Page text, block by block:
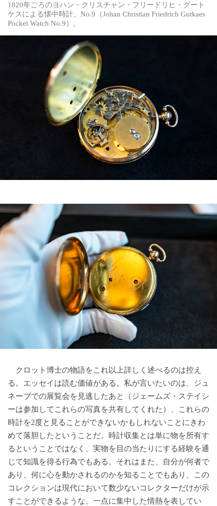
1820年ごろのヨハン・クリスチャン・フリードリヒ・グート
ケスによる懐中時計、No.9（Johan Christian Friedrich Gutkaes
Pocket Watch No.9）。
クロット博士の物語をこれ以上詳しく述べるのは控え
る。エッセイは読む価値がある。私が言いたいのは、ジュ
ネーブでの展覧会を見逃したあと（ジェームズ・ステイシ
ーは参加してこれらの写真を共有してくれた）、これらの
時計を2度と見ることができないかもしれないことにきわ
めて落胆したということだ。時計収集とは単に物を所有す
るということではなく、実物を目の当たりにする経験を通
じて知識を得る行為でもある。それはまた、自分が何者で
あり、何に心を動かされるのかを知ることでもあり、この
コレクションは現代において数少ないコレクターだけが示
すことができるような、一点に集中した情熱を表してい